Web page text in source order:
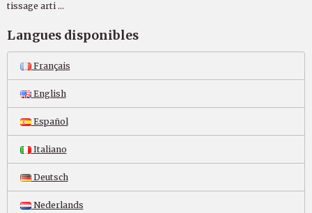
tissage arti ...
Langues disponibles
Français
English
Español
Italiano
Deutsch
Nederlands